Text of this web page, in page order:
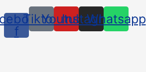
f
TiktokYoutube
Instagram
Whatsapp